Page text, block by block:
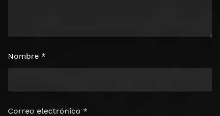
Nombre *
Correo electrónico *